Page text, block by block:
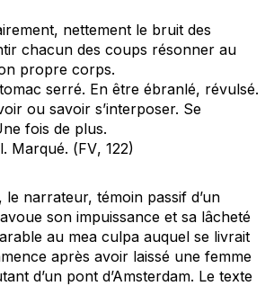
nettement le bruit des
chacun des coups résonner au
propre corps.
serré. En être ébranlé, révulsé.
ou savoir s’interposer. Se
fois de plus.
Marqué. (FV, 122)
le narrateur, témoin passif d’un
son impuissance et sa lâcheté
au mea culpa auquel se livrait
après avoir laissé une femme
d’un pont d’Amsterdam. Le texte